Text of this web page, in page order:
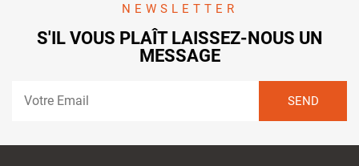
NEWSLETTER
S'IL VOUS PLAÎT LAISSEZ-NOUS UN
MESSAGE